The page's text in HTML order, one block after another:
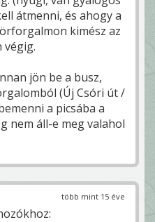
átmenni, és ahogy a
kimész az
végig.
jön be a busz,
(Új Csóri út /
a picsába a
nem áll-e meg valahol
több mint 15 éve